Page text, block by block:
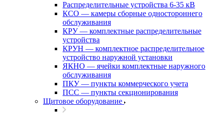
Распределительные устройства 6-35 кВ
КСО — камеры сборные одностороннего
обслуживания
КРУ — комплектные распределительные
устройства
КРУН — комплектное распределительное
устройство наружной установки
ЯКНО — ячейки комплектные наружного
обслуживания
ПКУ — пункты коммерческого учета
ПСС — пункты секционирования
Щитовое оборудование